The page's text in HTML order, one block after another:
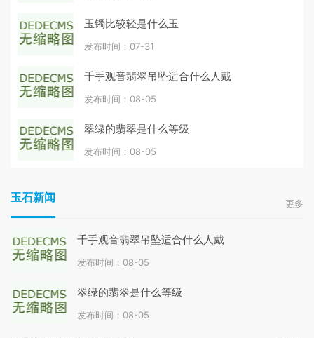
玉镯比较轻是什么玉
发布时间：07-31
千手观音翡翠吊坠适合什么人戴
发布时间：08-05
翠绿的翡翠是什么等级
发布时间：08-05
玉石新闻 更多
千手观音翡翠吊坠适合什么人戴
发布时间：08-05
翠绿的翡翠是什么等级
发布时间：08-05